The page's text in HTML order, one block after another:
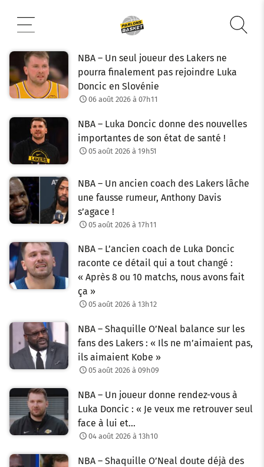
contenu
NBA – Un seul joueur des Lakers ne
pourra finalement pas rejoindre Luka
Doncic en Slovénie
06 août 2026 à 07h11
NBA – Luka Doncic donne des nouvelles
importantes de son état de santé !
05 août 2026 à 19h51
NBA – Un ancien coach des Lakers lâche
une fausse rumeur, Anthony Davis
s’agace !
05 août 2026 à 17h11
NBA – L’ancien coach de Luka Doncic
raconte ce détail qui a tout changé :
« Après 8 ou 10 matchs, nous avons fait
ça »
05 août 2026 à 13h12
NBA – Shaquille O’Neal balance sur les
fans des Lakers : « Ils ne m’aimaient pas,
ils aimaient Kobe »
05 août 2026 à 09h09
NBA – Un joueur donne rendez-vous à
Luka Doncic : « Je veux me retrouver seul
face à lui et…
04 août 2026 à 13h10
NBA – Shaquille O’Neal doute déjà des